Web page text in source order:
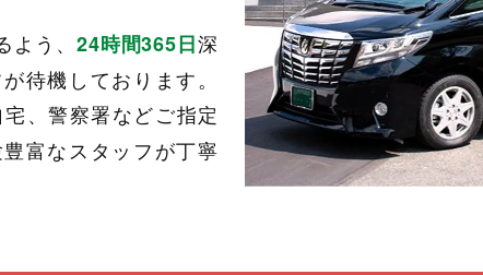
う、 24時間365日深
待機しております。
、警察署などご指定
富なスタッフが丁寧